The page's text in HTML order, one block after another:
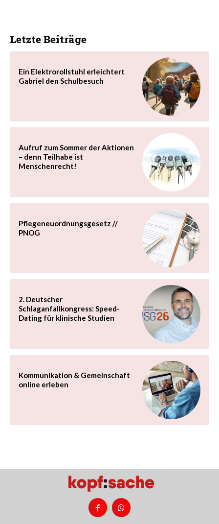
Letzte Beiträge
Ein Elektrorollstuhl erleichtert
Gabriel den Schulbesuch
Aufruf zum Sommer der Aktionen
– denn Teilhabe ist
Menschenrecht!
Pflegeneuordnungsgesetz //
PNOG
2. Deutscher
Schlaganfallkongress: Speed-
Dating für klinische Studien
Kommunikation & Gemeinschaft
online erleben